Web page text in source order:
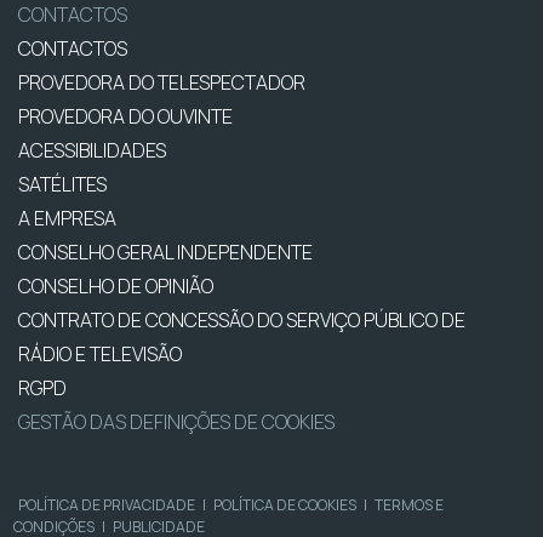
CONTACTOS
CONTACTOS
PROVEDORA DO TELESPECTADOR
PROVEDORA DO OUVINTE
ACESSIBILIDADES
SATÉLITES
A EMPRESA
CONSELHO GERAL INDEPENDENTE
CONSELHO DE OPINIÃO
CONTRATO DE CONCESSÃO DO SERVIÇO PÚBLICO DE
RÁDIO E TELEVISÃO
RGPD
GESTÃO DAS DEFINIÇÕES DE COOKIES
POLÍTICA DE PRIVACIDADE | POLÍTICA DE COOKIES | TERMOS E
CONDIÇÕES | PUBLICIDADE